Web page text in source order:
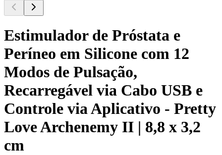
Estimulador de Próstata e
Períneo em Silicone com 12
Modos de Pulsação,
Recarregável via Cabo USB e
Controle via Aplicativo - Pretty
Love Archenemy II | 8,8 x 3,2
cm